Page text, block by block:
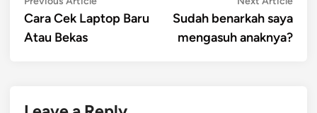
navigationarticle:
Cara Cek Laptop Baru
Atau Bekas
Sudah benarkah saya
mengasuh anaknya?